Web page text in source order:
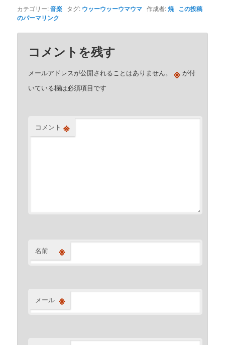
カテゴリー:音楽 タグ: ウッーウッーウマウマ 作成者:焼 この投稿
のパーマリンク
コメントを残す
メールアドレスが公開されることはありません。 ※ が付
いている欄は必須項目です
コメント ※
名前 ※
メール ※